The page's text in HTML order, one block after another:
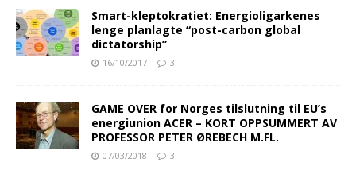
Smart-kleptokratiet: Energioligarkenes
lenge planlagte “post-carbon global
dictatorship”
16/10/2017 3
GAME OVER for Norges tilslutning til EU’s
energiunion ACER – KORT OPPSUMMERT AV
PROFESSOR PETER ØREBECH M.FL.
07/03/2018 3